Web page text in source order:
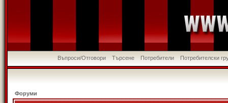
Въпроси/Отговори Търсене Потребители Потребителски
Форуми